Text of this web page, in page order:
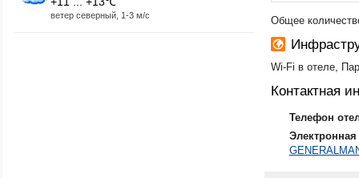
ветер северный, 1-3 м/с Общее
Wi-Fi в отеле,
Контактная
Телефон
Электронная